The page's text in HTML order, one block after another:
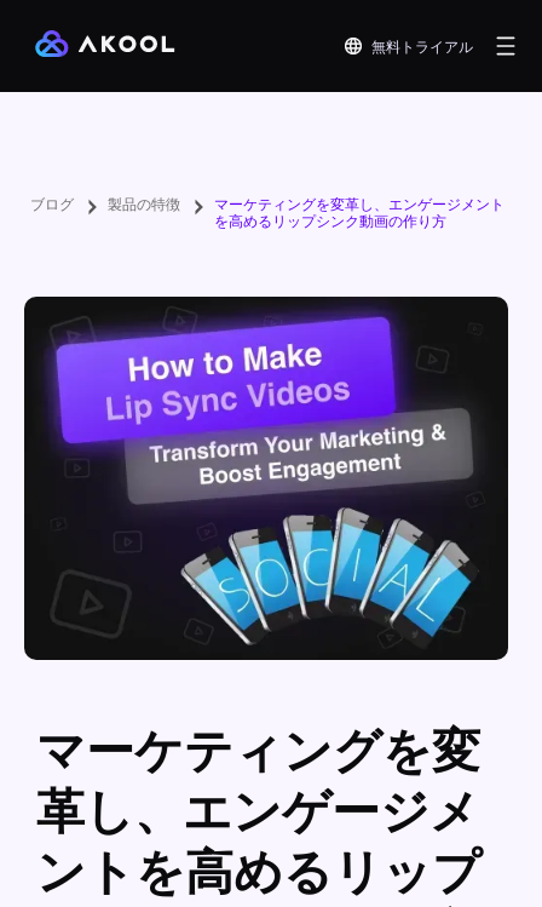
無料トライアル
ブログ 製品の特徴
マーケティングを変革し、エンゲージメント
を高めるリップシンク動画の作り方 ‍
マーケティングを変
革し、エンゲージメ
ントを高めるリップ